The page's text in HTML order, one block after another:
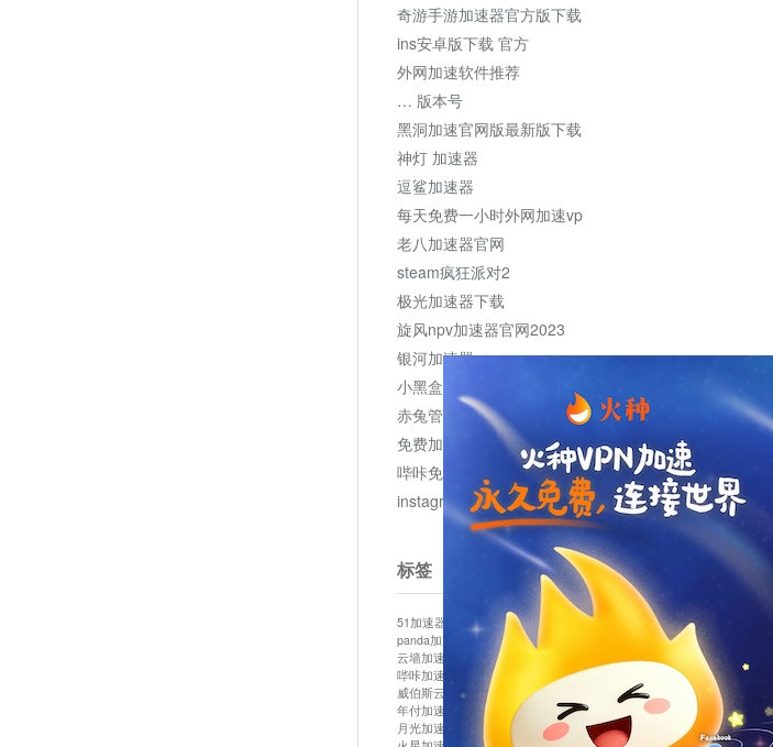
奇游手游加速器官方版下载
ins安卓版下载 官方
外网加速软件推荐
… 版本号
黑洞加速官网版最新版下载
神灯 加速器
逗鲨加速器
每天免费一小时外网加速vp
老八加速器官网
steam疯狂派对2
极光加速器下载
旋风npv加速器官网2023
银河加速器
小黑盒加速器加速
赤兔管理平台
免费加速器
哔咔免费加速服务器
instagram网页版登录入口
标签
51加速器 bitznet hidecat i7加速器
kuai500
panda加速器
snap加速器 vp加速器
中信加速器
云墙加速器
云速加速器
哔咔加速器
哔咔哔咔加速器 喵云 回锅肉加速器
威伯斯云
小明加速器 小蓝鸟加速器
布谷vp加速器
年付加速器
心阶云 快连 怎么上外网
易飞加速器
月光加速器
机场加速器 松果云 梯子加速器